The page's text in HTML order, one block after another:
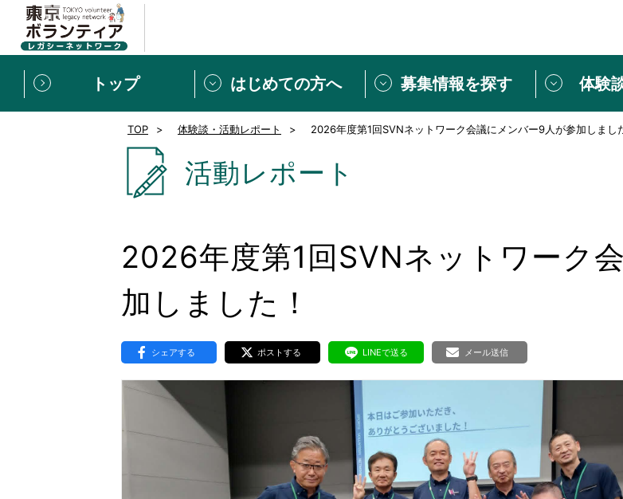
トップ はじめての方へ
新規登録 ボランティアをしたい方は
東京ボランティアレガシーネットワークとは
VLNポイントとは
募集情報を探す
募集情報
体験
[個人] 体験談
ボランティアの広場
新着記事一覧
東京2020大会の軌跡
おもてなし語学ボランティア
TOP 体験談・活動レポート 2026年度第1回SVNネットワーク会議にメンバー9人が参加しまし
活動レポート
2026年度第1回SVNネットワーク
加しました！
シェアする ポストする LINEで送る メール送信